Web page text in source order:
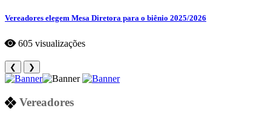
Vereadores elegem Mesa Diretora para o biênio 2025/2026
605 visualizações
❮ ❯
Vereadores